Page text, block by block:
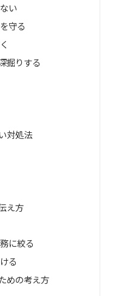
い
守る
掘りする
対処法
え方
に絞る
る
めの考え方